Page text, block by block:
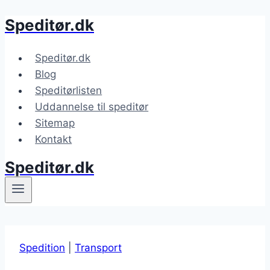
Fortsæt
indhold
Speditør.dk
Speditør.dk
Blog
Speditørlisten
Uddannelse til speditør
Sitemap
Kontakt
Speditør.dk
Spedition Transport